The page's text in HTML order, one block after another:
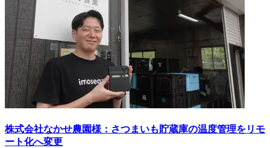
株式会社なかせ農園様：さつまいも貯蔵庫の温度管理をリモ
ート化へ変更